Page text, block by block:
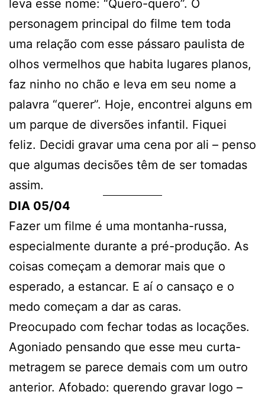
leva esse nome: “Quero-quero”. O
personagem principal do filme tem toda
uma relação com esse pássaro paulista de
olhos vermelhos que habita lugares planos,
faz ninho no chão e leva em seu nome a
palavra “querer”. Hoje, encontrei alguns em
um parque de diversões infantil. Fiquei
feliz. Decidi gravar uma cena por ali – penso
que algumas decisões têm de ser tomadas
assim.
DIA 05/04
Fazer um filme é uma montanha-russa,
especialmente durante a pré-produção. As
coisas começam a demorar mais que o
esperado, a estancar. E aí o cansaço e o
medo começam a dar as caras.
Preocupado com fechar todas as locações.
Agoniado pensando que esse meu curta-
metragem se parece demais com um outro
anterior. Afobado: querendo gravar logo –